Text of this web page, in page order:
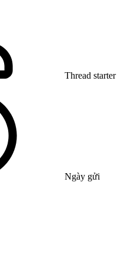
Thread starter
Ngày gửi